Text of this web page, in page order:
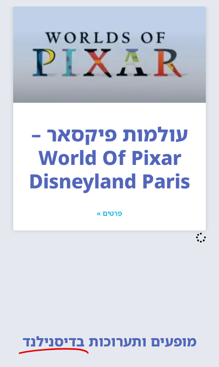
עולמות פיקסאר –
World Of Pixar
Disneyland Paris
פרטים »
מופעים ותערוכות בדיסנילנד